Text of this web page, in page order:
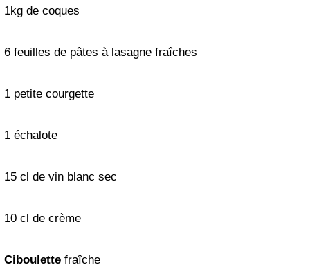
1kg de coques
6 feuilles de pâtes à lasagne fraîches
1 petite courgette
1 échalote
15 cl de vin blanc sec
10 cl de crème
Ciboulette fraîche